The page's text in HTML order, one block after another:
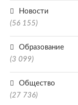
Новости
(56 155)
Образование
(3 099)
Общество
(27 736)